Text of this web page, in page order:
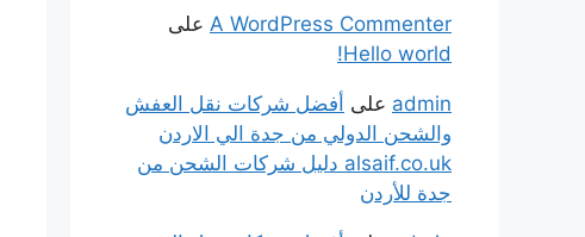
A WordPress Commenter على
Hello world!
admin على أفضل شركات نقل العفش
والشحن الدولي من جدة الي الاردن
alsaif.co.uk دليل شركات الشحن من
جدة للأردن